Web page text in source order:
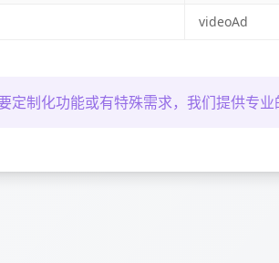
videoAd
定制化功能或有特殊需求，我们提供专